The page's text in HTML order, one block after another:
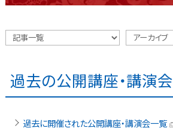
過去の公開講座・講演会
過去に開催された公開講座・講演会一覧